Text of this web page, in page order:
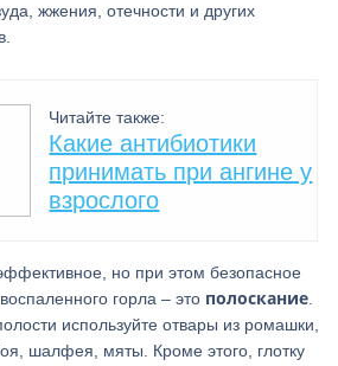
жжения, отечности и других
Читайте также:
Какие антибиотики
принимать при ангине у
взрослого
но при этом безопасное
горла – это полоскание
используйте отвары из ромашки,
шалфея, мяты. Кроме этого, глотку